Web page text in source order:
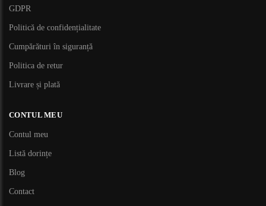
GDPR
Politică de confidențialitate
Cumpărături în siguranță
Politica de retur
Livrare și plată
CONTUL MEU
Contul meu
Listă dorințe
Blog
Contact